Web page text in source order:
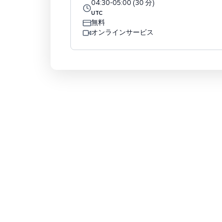
04:30-05:00 (30 分)
UTC
無料
オンラインサービス